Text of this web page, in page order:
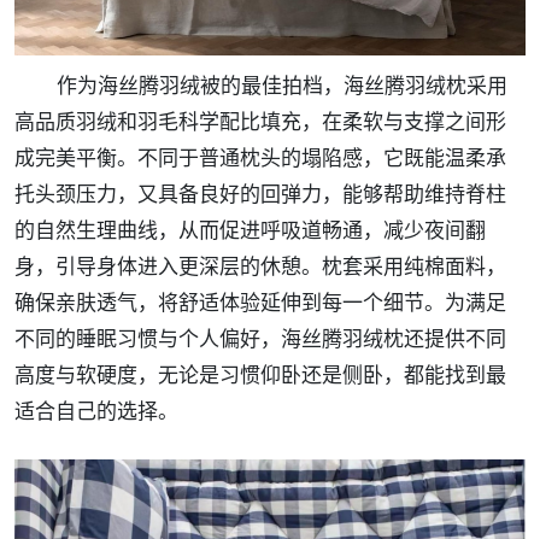
作为海丝腾羽绒被的最佳拍档，海丝腾羽绒枕采用
高品质羽绒和羽毛科学配比填充，在柔软与支撑之间形
成完美平衡。不同于普通枕头的塌陷感，它既能温柔承
托头颈压力，又具备良好的回弹力，能够帮助维持脊柱
的自然生理曲线，从而促进呼吸道畅通，减少夜间翻
身，引导身体进入更深层的休憩。枕套采用纯棉面料，
确保亲肤透气，将舒适体验延伸到每一个细节。为满足
不同的睡眠习惯与个人偏好，海丝腾羽绒枕还提供不同
高度与软硬度，无论是习惯仰卧还是侧卧，都能找到最
适合自己的选择。